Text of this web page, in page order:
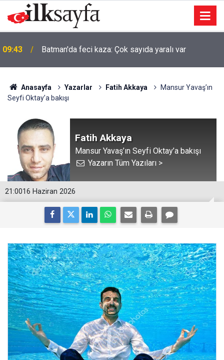
09:43 Batman'da feci kaza: Çok sayıda yaralı var
Anasayfa Yazarlar Fatih Akkaya
Mansur Yavaş’ın
Seyfi Oktay’a bakışı
Fatih Akkaya
Mansur Yavaş’ın Seyfi Oktay’a bakışı
Yazarın Tüm Yazıları >
21:0016 Haziran 2026